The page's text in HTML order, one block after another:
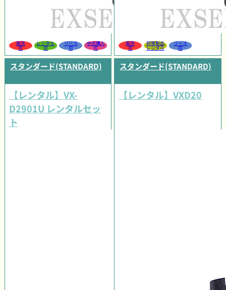
販売
可
レンタル
可
リース
可
中古購入
可
販売
可
同等製品
レンタル
リース
可
スタンダード(STANDARD)
【レンタル】VX-
D2901U レンタルセッ
ト
スタンダード(STANDARD)
【レンタル】VXD20